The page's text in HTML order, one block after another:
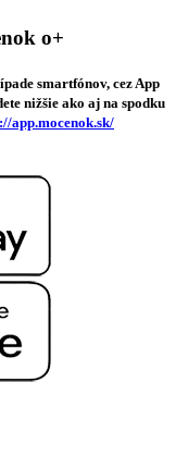
o+
smartfónov, cez App
nižšie ako aj na spodku
app.mocenok.sk/